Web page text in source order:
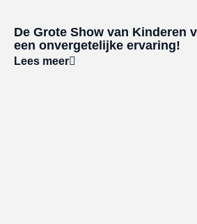
De Grote Show van Kinderen
een onvergetelijke ervaring!
Lees meer